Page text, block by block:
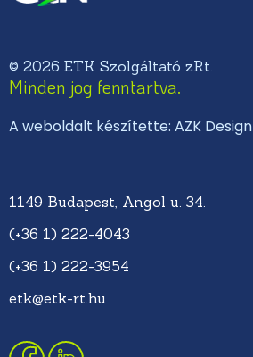
© 2026 ETK Szolgáltató zRt.
Minden jog fenntartva.
A weboldalt készítette: AZK Design
1149 Budapest, Angol u. 34.
(+36 1) 222-4043
(+36 1) 222-3954
etk@etk-rt.hu